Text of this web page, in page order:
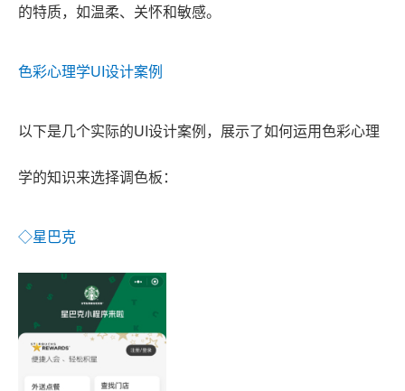
的特质，如温柔、关怀和敏感。
色彩心理学UI设计案例
以下是几个实际的UI设计案例，展示了如何运用色彩心理
学的知识来选择调色板：
◇星巴克